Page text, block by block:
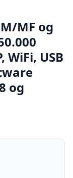
MF og
WiFi, USB
og